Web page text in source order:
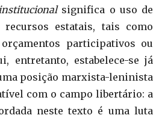
significa o uso de
estatais, tais como
participativos ou
entretanto, estabelece-se já
posição marxista-leninista
com o campo libertário: a
neste texto é uma luta